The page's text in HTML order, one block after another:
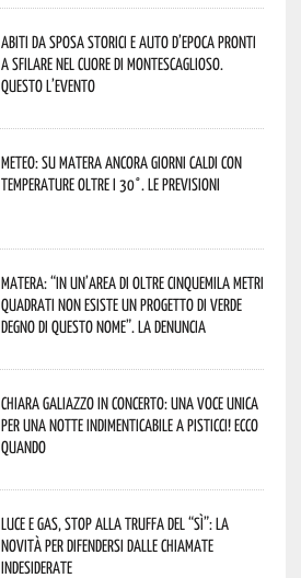
Abiti da sposa storici e auto d’epoca pronti
a sfilare nel cuore di Montescaglioso.
Questo l’evento
Meteo: su Matera ancora giorni caldi con
temperature oltre i 30°. Le previsioni
Matera: “In un’area di oltre cinquemila metri
quadrati non esiste un progetto di verde
degno di questo nome”. La denuncia
Chiara Galiazzo in concerto: una voce unica
per una notte indimenticabile a Pisticci! Ecco
quando
Luce e gas, stop alla truffa del “Sì”: la
novità per difendersi dalle chiamate
indesiderate